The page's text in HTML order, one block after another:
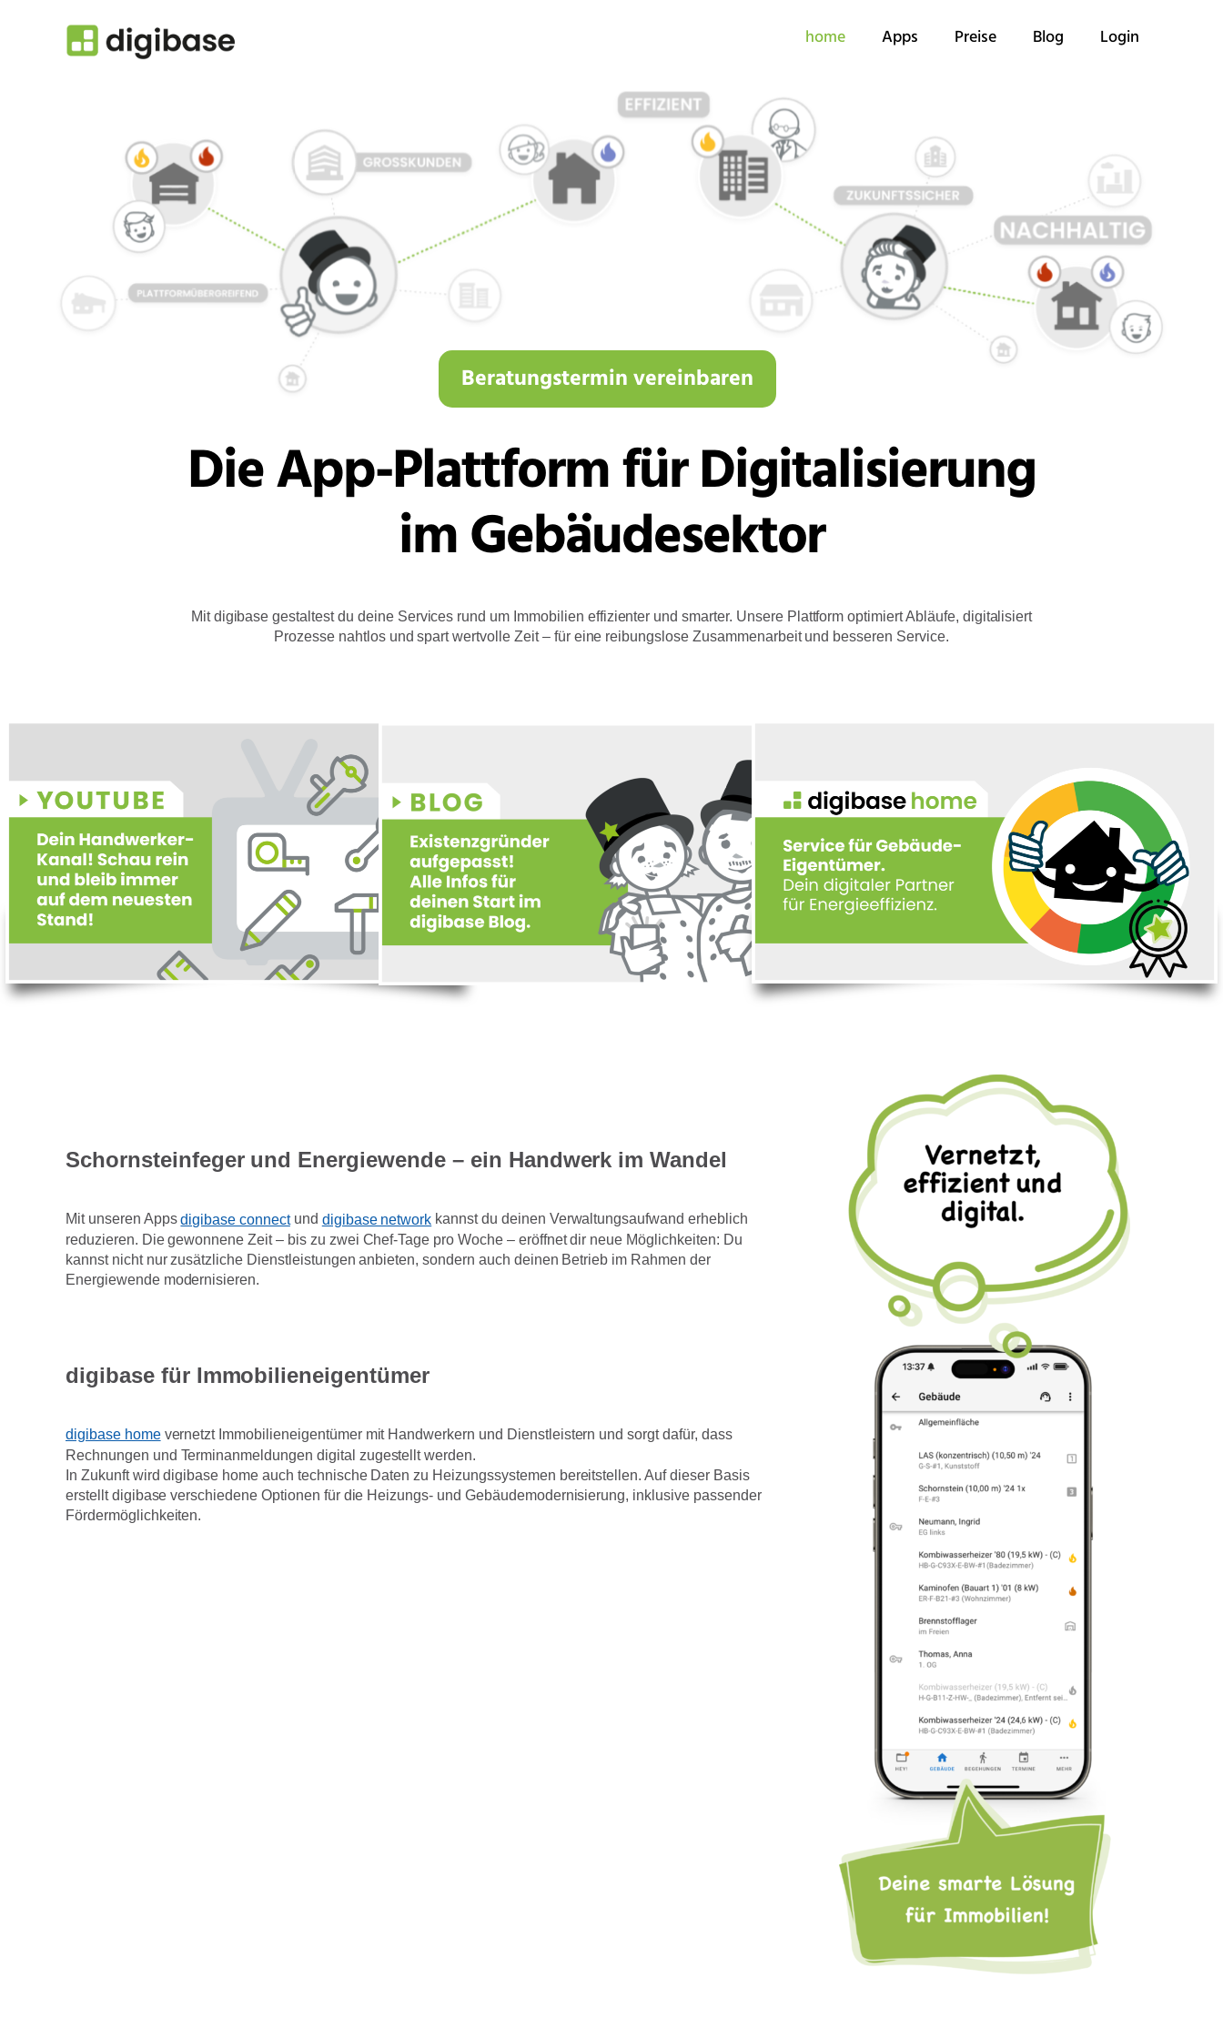
home Apps Preise Blog Login
Beratungstermin vereinbaren
Die App-Plattform für Digitalisierung
im Gebäudesektor
Mit digibase gestaltest du deine Services rund um Immobilien effizienter und smarter. Unsere Plattform optimiert Abläufe, digitalisiert
Prozesse nahtlos und spart wertvolle Zeit – für eine reibungslose Zusammenarbeit und besseren Service.
Schornsteinfeger und Energiewende – ein Handwerk im Wandel
Mit unseren Appsdigibase connectund digibase network kannst du deinen Verwaltungsaufwand erheblich
reduzieren. Die gewonnene Zeit – bis zu zwei Chef-Tage pro Woche – eröffnet dir neue Möglichkeiten: Du
kannst nicht nur zusätzliche Dienstleistungen anbieten, sondern auch deinen Betrieb im Rahmen der
Energiewende modernisieren.
digibase für Immobilieneigentümer
digibase homevernetzt Immobilieneigentümer mit Handwerkern und Dienstleistern und sorgt dafür, dass
Rechnungen und Terminanmeldungen digital zugestellt werden.
In Zukunft wird digibase home auch technische Daten zu Heizungssystemen bereitstellen. Auf dieser Basis
erstellt digibase verschiedene Optionen für die Heizungs- und Gebäudemodernisierung, inklusive passender
Fördermöglichkeiten.